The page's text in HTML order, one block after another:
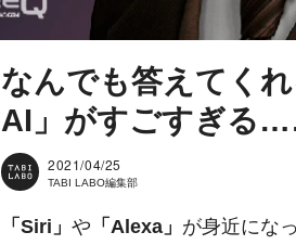
なんでも答えてく
AI」がすごすぎる
2021/04/25
TABI LABO編集部
「Siri」 や 「Alexa」 が身近にな